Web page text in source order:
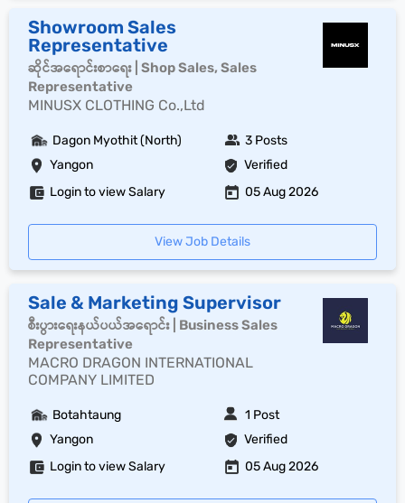
Showroom Sales
Representative
ဆိုင်အရောင်းစာရေး | Shop Sales, Sales
Representative
MINUSX CLOTHING Co.,Ltd
Yangon Verified
Dagon Myothit (North) 3 Posts
Login to view Salary 05 Aug 2026
View Job Details
Sale & Marketing Supervisor
စီးပွားရေးနယ်ပယ်အရောင်း | Business Sales
Representative
MACRO DRAGON INTERNATIONAL
COMPANY LIMITED
Yangon Verified
Botahtaung 1 Post
Login to view Salary 05 Aug 2026